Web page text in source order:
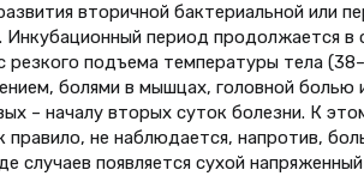
вторичной бактериальной или
Инкубационный период продолжается в
резкого подъема температуры тела
болями в мышцах, головной
– началу вторых суток болезни. К
правило, не наблюдается, напротив,
случаев появляется сухой